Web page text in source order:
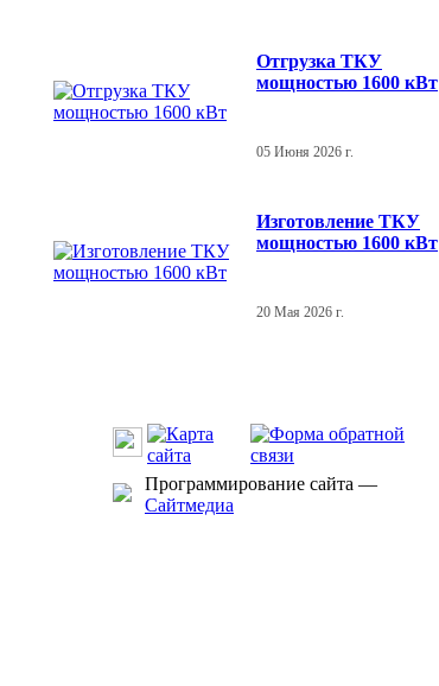
Отгрузка ТКУ
мощностью 1600 кВт
05 Июня 2026 г.
Изготовление ТКУ
мощностью 1600 кВт
20 Мая 2026 г.
Программирование сайта —
Сайтмедиа